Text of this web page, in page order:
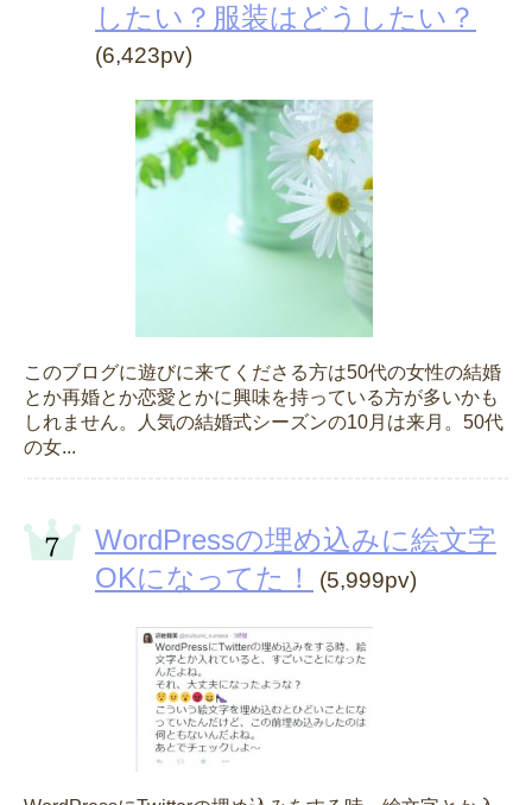
したい？服装はどうしたい？
(6,423pv)
このブログに遊びに来てくださる方は50代の女性の結婚
とか再婚とか恋愛とかに興味を持っている方が多いかも
しれません。人気の結婚式シーズンの10月は来月。50代
の女...
WordPressの埋め込みに絵文字
OKになってた！
(5,999pv)